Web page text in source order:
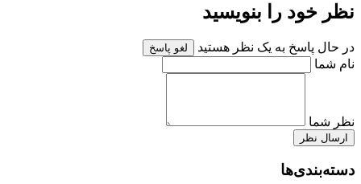
نظر خود را بنویسید
در حال پاسخ به یک نظر هستید لغو پاسخ
نام شما
نظر شما
ارسال نظر
دسته‌بندی‌ها